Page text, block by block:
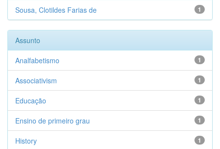
1
Sousa, Clotildes Farias de
Assunto
1
Analfabetismo
1
Associativism
1
Educação
1
Ensino de primeiro grau
1
History